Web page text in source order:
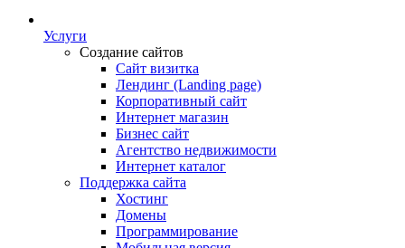
Услуги
Создание сайтов
Сайт визитка
Лендинг (Landing page)
Корпоративный сайт
Интернет магазин
Бизнес сайт
Агентство недвижимости
Интернет каталог
Поддержка сайта
Хостинг
Домены
Программирование